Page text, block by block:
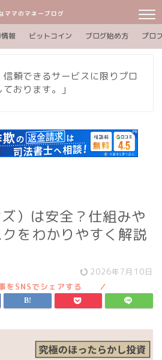
ママのマネーブログ
報 ビットコイン ブログ始め方 プロ
頼できるサービスに限りプロ
おります。」
）は安全？仕組みや
をわかりやすく解説
2026年7月10日